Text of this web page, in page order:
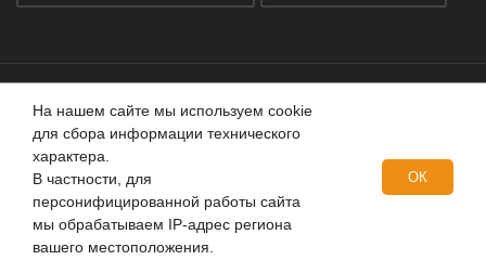
Все права защищены © 2020 ГК «Индатэк»
защищены.Использование материалов с сайта запрещено.
Данный сайт не является публичной офертой, определяемой
положениями статей 437 (2) ГК РФ.
На нашем сайте мы используем cookie
для сбора информации технического
характера.
В частности, для
персонифицированной работы сайта
мы обрабатываем IP-адрес региона
вашего местоположения.
ОК